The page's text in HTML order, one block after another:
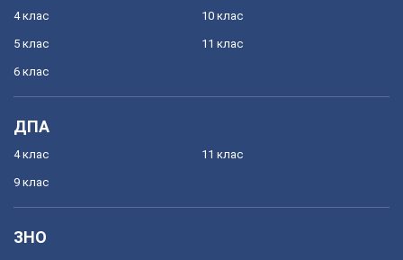
4 клас
5 клас
6 клас
10 клас
11 клас
ДПА
4 клас
9 клас
11 клас
ЗНО